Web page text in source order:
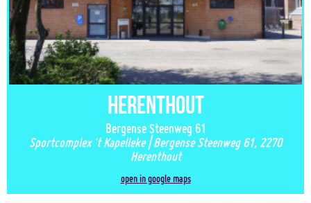
Herenthout
Bergense Steenweg 61
Sportcomplex 't Kapelleke | Bergense Steenweg 61, 2270
Herenthout
open in google maps